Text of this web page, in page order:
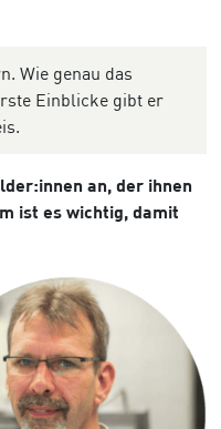
Wie genau das
Einblicke gibt er
an, der ihnen
ist es wichtig, damit